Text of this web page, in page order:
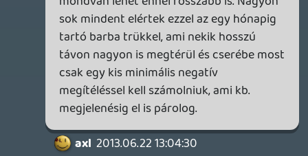
mert ehhez kicsi volt az installált
felhasználóbázis, akiket esetleg érdekelt
volna. (Nem véletlen, hogy leginkább a 1st
party exkluzívok erőltették, érthető
okokból.) Ami nem csoda, hiszen ezek
miatt ki venne meg egy új hardvert
tízenezrekért? Nekem is csak az ilyenek
miatt tetszett a kütyü, viszont ahhoz
képest túl drágának találtam, hogy milyen
kevés program támogatja másodlagos
perifériaként, a direkt hozzá készült